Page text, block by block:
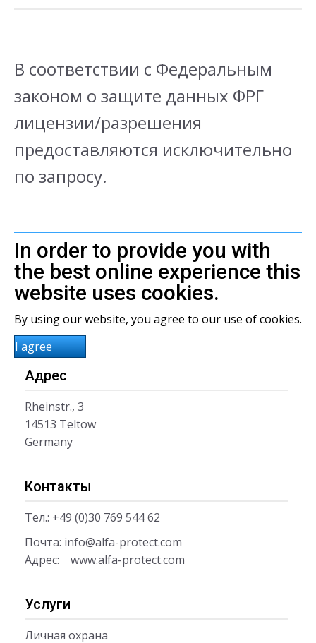
В соответствии с Федеральным
законом о защите данных ФРГ
лицензии/разрешения
предоставляются исключительно
по запросу.
In order to provide you with
the best online experience this
website uses cookies.
By using our website, you agree to our use of cookies.
I agree
Адрес
Rheinstr., 3
14513 Teltow
Germany
Контакты
Тел.: +49 (0)30 769 544 62
Почта: info@alfa-protect.com
Адрес: www.alfa-protect.com
Услуги
Личная охрана